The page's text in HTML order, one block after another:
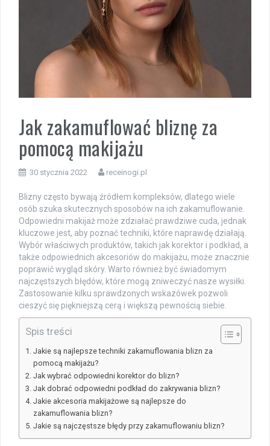
Jak zakamuflować bliznę za
pomocą makijażu
30 stycznia 2022 receinogi.pl
Blizny często bywają źródłem kompleksów, dlatego wiele
osób szuka skutecznych sposobów na ich zakamuflowanie.
Odpowiedni makijaż może zdziałać prawdziwe cuda, jednak
kluczowe jest, aby poznać techniki, które naprawdę działają.
Wybór właściwych produktów, takich jak korektor i podkład, a
także odpowiednich akcesoriów do makijażu, może znacznie
poprawić wygląd skóry. Warto również być świadomym
najczęstszych błędów, które mogą zniweczyć nasze wysiłki.
Zastosowanie kilku sprawdzonych wskazówek pozwoli
cieszyć się piękniejszą cerą i większą pewnością siebie.
Spis treści
Jakie są najlepsze techniki zakamuflowania blizn za
pomocą makijażu?
Jak wybrać odpowiedni korektor do blizn?
Jak dobrać odpowiedni podkład do zakrywania blizn?
Jakie akcesoria makijażowe są najlepsze do
zakamuflowania blizn?
Jakie są najczęstsze błędy przy zakamuflowaniu blizn?